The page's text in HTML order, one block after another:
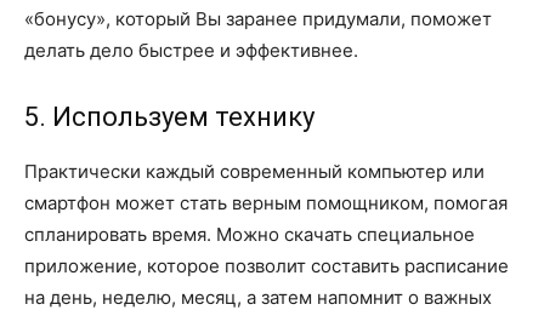
«бонусу», который Вы заранее придумали, поможет
делать дело быстрее и эффективнее.
5. Используем технику
Практически каждый современный компьютер или
смартфон может стать верным помощником, помогая
спланировать время. Можно скачать специальное
приложение, которое позволит составить расписание
на день, неделю, месяц, а затем напомнит о важных